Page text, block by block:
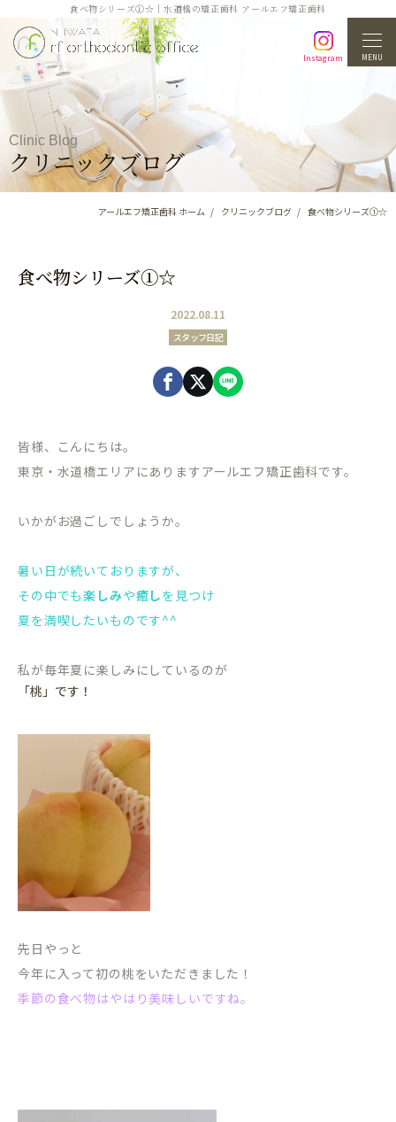
食べ物シリーズ①☆｜水道橋の矯正歯科 アールエフ矯正歯科
Instagram MENU
Clinic Blog
クリニックブログ
アールエフ矯正歯科 ホーム クリニックブログ 食べ物シリーズ①☆
食べ物シリーズ①☆
2022.08.11
スタッフ日記
皆様、こんにちは。
東京・水道橋エリアにありますアールエフ矯正歯科です。
いかがお過ごしでしょうか。
暑い日が続いておりますが、
その中でも楽しみや癒しを見つけ
夏を満喫したいものです^^
私が毎年夏に楽しみにしているのが
「桃」です！
先日やっと
今年に入って初の桃をいただきました！
季節の食べ物はやはり美味しいですね。